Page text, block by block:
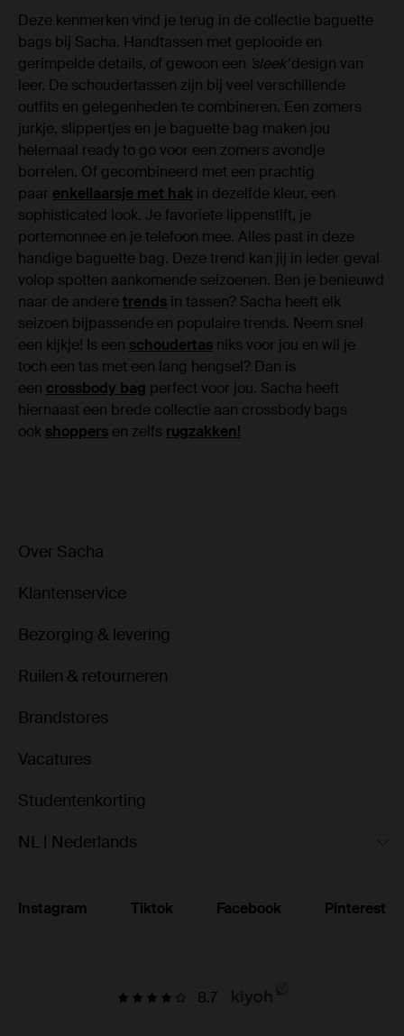
Deze kenmerken vind je terug in de collectie baguette
bags bij Sacha. Handtassen met geplooide en
gerimpelde details, of gewoon een 'sleek'design van
leer. De schoudertassen zijn bij veel verschillende
outfits en gelegenheden te combineren. Een zomers
jurkje, slippertjes en je baguette bag maken jou
helemaal ready to go voor een zomers avondje
borrelen. Of gecombineerd met een prachtig
paar enkellaarsje met hak in dezelfde kleur, een
sophisticated look. Je favoriete lippenstift, je
portemonnee en je telefoon mee. Alles past in deze
handige baguette bag. Deze trend kan jij in ieder geval
volop spotten aankomende seizoenen. Ben je benieuwd
naar de anderetrends in tassen? Sacha heeft elk
seizoen bijpassende en populaire trends. Neem snel
een kijkje! Is een schoudertas niks voor jou en wil je
toch een tas met een lang hengsel? Dan is
een crossbody bag perfect voor jou. Sacha heeft
hiernaast een brede collectie aan crossbody bags
ook shoppers en zelfs rugzakken!
Over Sacha
Klantenservice
Bezorging & levering
Ruilen & retourneren
Brandstores
Vacatures
Studentenkorting
NL | Nederlands
Instagram Tiktok Facebook Pinterest
8.7